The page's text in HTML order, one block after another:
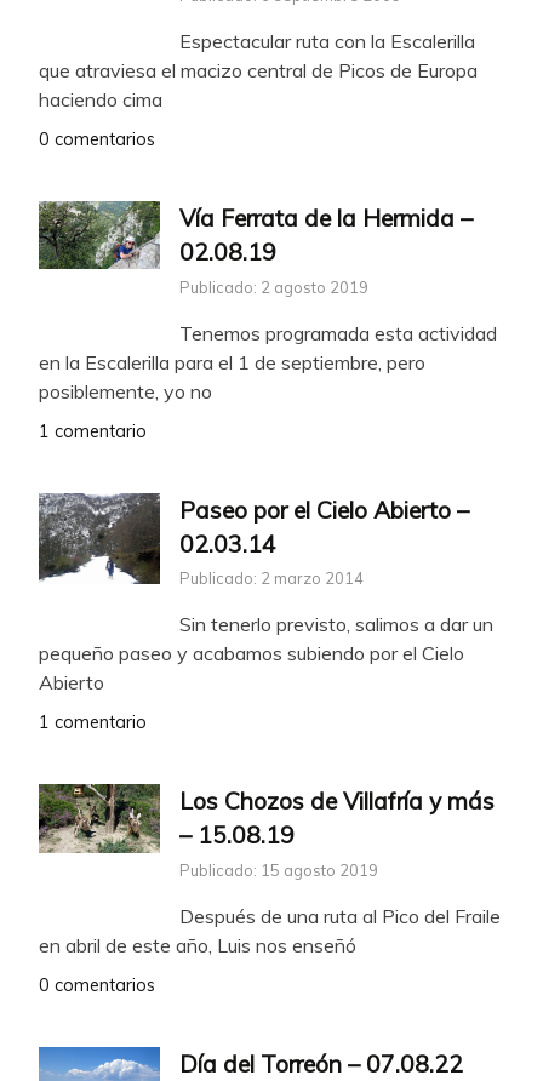
Espectacular ruta con la Escalerilla
que atraviesa el macizo central de Picos de Europa
haciendo cima
0 comentarios
Vía Ferrata de la Hermida –
02.08.19
Publicado: 2 agosto 2019
Tenemos programada esta actividad
en la Escalerilla para el 1 de septiembre, pero
posiblemente, yo no
1 comentario
Paseo por el Cielo Abierto –
02.03.14
Publicado: 2 marzo 2014
Sin tenerlo previsto, salimos a dar un
pequeño paseo y acabamos subiendo por el Cielo
Abierto
1 comentario
Los Chozos de Villafría y más
– 15.08.19
Publicado: 15 agosto 2019
Después de una ruta al Pico del Fraile
en abril de este año, Luis nos enseñó
0 comentarios
Día del Torreón – 07.08.22